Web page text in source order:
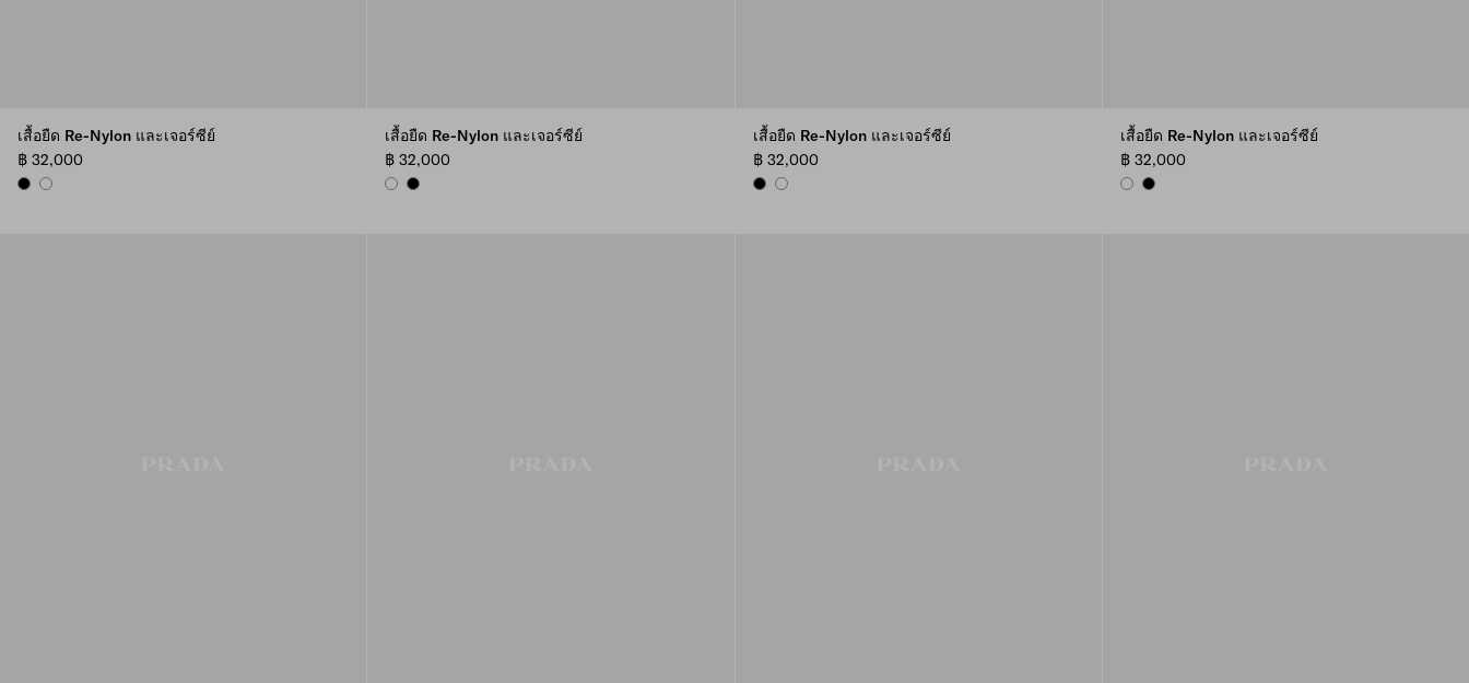
เสื้อยืด Re-Nylon และเจอร์ซีย์
฿ 32,000
BLACKWHITE
เสื้อยืด Re-Nylon และเจอร์ซีย์
฿ 32,000
WHITEBLACK
เสื้อยืด Re-Nylon และเจอร์ซีย์
฿ 32,000
BLACKWHITE
เสื้อยืด Re-Nylon และเจอร์ซีย์
฿ 32,000
WHITEBLACK